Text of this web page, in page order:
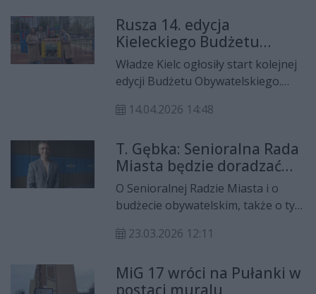
Zintegrowanej Sieci Kolejowej
korytarza centralnego relacji
Warszawa - Rzeszów
prowadzącego przez miasta
północy województwa, a także
Sandomierz.
Obywatelskiego. Na ten projekt
zagłosowały setki osób, które
chciały przywrócić miejsce do gry w
tenisa.
Rusza 14. edycja
Kieleckiego Budżetu
Obywatelskiego z
rekordową pulą 11,5 mln
Władze Kielc ogłosiły start kolejnej
edycji Budżetu Obywatelskiego.
wydatkowaniu części miejskich
jest rekordowa, wynosi 11,5 mln zł.
Nabór projektów rozpocznie się 21
kwietnia.
14.04.2026 14:48
T. Gębka: Senioralna Rada
Miasta będzie doradzać
prezydentowi w kwestiach
istotnych dla osób
starszych
O Senioralnej Radzie Miasta i o
budżecie obywatelskim, także o tym
Tomaszem Gębką, zastępcą
rozwoju Urzędu Miasta w Ostrowcu
Świętokrzyskim.
23.03.2026 12:11
MiG 17 wróci na Pułanki w